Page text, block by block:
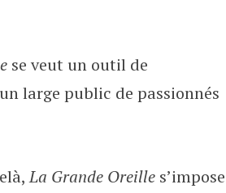
se veut un outil de
large public de passionnés
La Grande Oreille s’impose